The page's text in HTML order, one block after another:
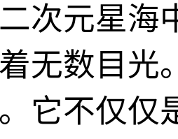
次元星海
无数目光
它不仅仅